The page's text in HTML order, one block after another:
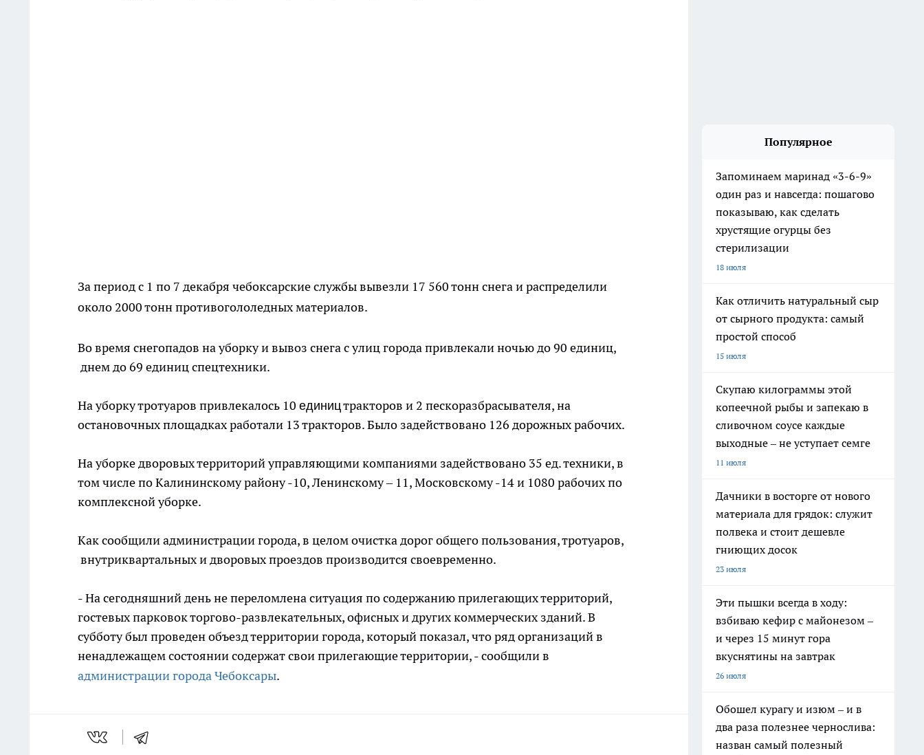
За период с 1 по 7 декабря чебоксарские службы вывезли 17 560 тонн снега и распределили
около 2000 тонн противогололедных материалов.
Во время снегопадов на уборку и вывоз снега с улиц города привлекали ночью до 90 единиц,
днем до 69 единиц спецтехники.
На уборку тротуаров привлекалось 10 едиництракторов и 2 пескоразбрасывателя, на
остановочных площадках работали 13 тракторов. Было задействовано 126 дорожных рабочих.
На уборке дворовых территорий управляющими компаниями задействовано 35 ед. техники, в
том числе по Калининскому району -10, Ленинскому – 11, Московскому -14 и 1080 рабочих по
комплексной уборке.
Как сообщили администрации города, в целом очистка дорог общего пользования, тротуаров,
внутриквартальных и дворовых проездов производится своевременно.
- На сегодняшний день не переломлена ситуация по содержанию прилегающих территорий,
гостевых парковок торгово-развлекательных, офисных и других коммерческих зданий. В
субботу был проведен объезд территории города, который показал, что ряд организаций в
ненадлежащем состоянии содержат свои прилегающие территории, - сообщили в
администрации города Чебоксары.
Популярное
Запоминаем маринад «3-6-9»
один раз и навсегда: пошагово
показываю, как сделать
хрустящие огурцы без
стерилизации
18 июля
Как отличить натуральный сыр
от сырного продукта: самый
простой способ
15 июля
Скупаю килограммы этой
копеечной рыбы и запекаю в
сливочном соусе каждые
выходные – не уступает семге
11 июля
Дачники в восторге от нового
материала для грядок: служит
полвека и стоит дешевле
гниющих досок
23 июля
Эти пышки всегда в ходу:
взбиваю кефир с майонезом –
и через 15 минут гора
вкуснятины на завтрак
26 июля
Обошел курагу и изюм – и в
два раза полезнее чернослива:
назван самый полезный